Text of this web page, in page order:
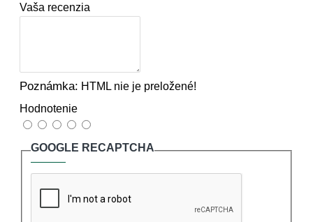
Vaša recenzia
Poznámka: HTML nie je preložené!
Hodnotenie
GOOGLE RECAPTCHA